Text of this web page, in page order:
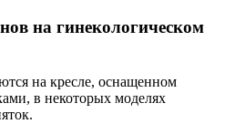
на гинекологическом
на кресле, оснащенном
в некоторых моделях